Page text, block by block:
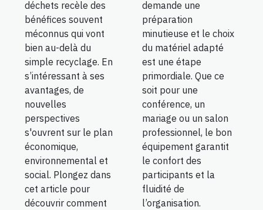
déchets recèle des
bénéfices souvent
méconnus qui vont
bien au-delà du
simple recyclage. En
s’intéressant à ses
avantages, de
nouvelles
perspectives
s'ouvrent sur le plan
économique,
environnemental et
social. Plongez dans
cet article pour
découvrir comment
demande une
préparation
minutieuse et le choix
du matériel adapté
est une étape
primordiale. Que ce
soit pour une
conférence, un
mariage ou un salon
professionnel, le bon
équipement garantit
le confort des
participants et la
fluidité de
l’organisation.